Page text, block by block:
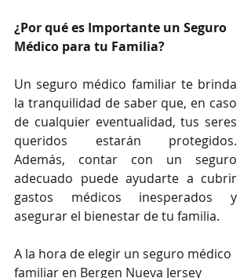
¿Por qué es Importante un Seguro
Médico para tu Familia?
Un seguro médico familiar te brinda
la tranquilidad de saber que, en caso
de cualquier eventualidad, tus seres
queridos estarán protegidos.
Además, contar con un seguro
adecuado puede ayudarte a cubrir
gastos médicos inesperados y
asegurar el bienestar de tu familia.
A la hora de elegir un seguro médico
familiar en Bergen Nueva Jersey